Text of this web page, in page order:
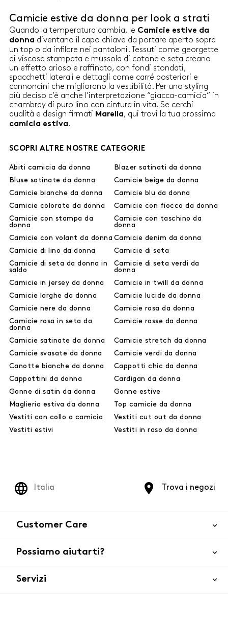
Camicie estive da donna per look a strati
Quando la temperatura cambia, le Camicie estive da
donna diventano il capo chiave da portare aperto sopra
un top o da infilare nei pantaloni. Tessuti come georgette
di viscosa stampata e mussola di cotone e seta creano
un effetto arioso e raffinato, con fondi stondati,
spacchetti laterali e dettagli come carré posteriori e
cannoncini che migliorano la vestibilità. Per uno styling
più deciso c’è anche l’interpretazione “giacca-camicia” in
chambray di puro lino con cintura in vita. Se cerchi
qualità e design firmati Marella, qui trovi la tua prossima
camicia estiva .
SCOPRI ALTRE NOSTRE CATEGORIE
Abiti camicia da donna
Blazer satinati da donna
Bluse satinate da donna
Camicie beige da donna
Camicie bianche da donna
Camicie blu da donna
Camicie colorate da donna
Camicie con fiocco da donna
Camicie con stampa da
donna
Camicie con taschino da
donna
Camicie con volant da donna Camicie denim da donna
Camicie di lino da donna
Camicie di seta
Camicie di seta da donna in
saldo
Camicie di seta verdi da
donna
Camicie in jersey da donna
Camicie in twill da donna
Camicie larghe da donna
Camicie lucide da donna
Camicie nere da donna
Camicie rosa da donna
Camicie rosa in seta da
donna
Camicie rosse da donna
Camicie satinate da donna
Camicie stretch da donna
Camicie svasate da donna
Camicie verdi da donna
Canotte bianche da donna
Cappotti chic da donna
Cappottini da donna
Cardigan da donna
Gonne di satin da donna
Gonne estive
Maglieria estiva da donna
Top camicie da donna
Vestiti con collo a camicia
Vestiti cut out da donna
Vestiti estivi
Vestiti in raso da donna
Trova i negozi
Italia
Customer Care
Contattaci
Possiamo aiutarti?
Servizi